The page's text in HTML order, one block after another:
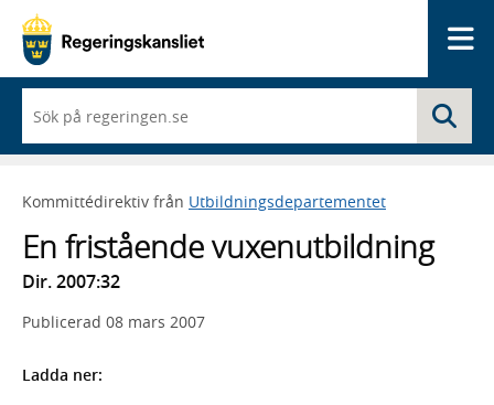
du
börjar
skriva
framträder
lista
med
sökförslag
Kommittédirektiv från Utbildningsdepartementet
En fristående vuxenutbildning
Dir. 2007:32
Publicerad 08 mars 2007
Ladda ner: